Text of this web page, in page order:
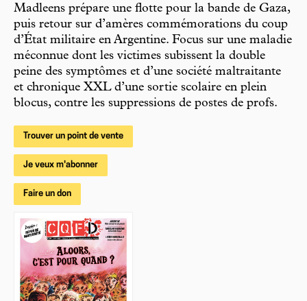
Madleens prépare une flotte pour la bande de Gaza,
puis retour sur d’amères commémorations du coup
d’État militaire en Argentine. Focus sur une maladie
méconnue dont les victimes subissent la double
peine des symptômes et d’une société maltraitante
et chronique XXL d’une sortie scolaire en plein
blocus, contre les suppressions de postes de profs.
Trouver un point de vente
Je veux m'abonner
Faire un don